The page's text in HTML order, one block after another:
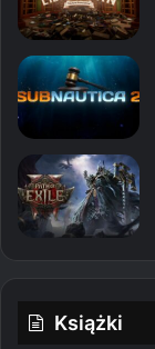
Książki